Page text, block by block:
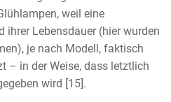
weil eine
ihrer Lebensdauer (hier wurden
je nach Modell, faktisch
– in der Weise, dass letztlich
wird [15].